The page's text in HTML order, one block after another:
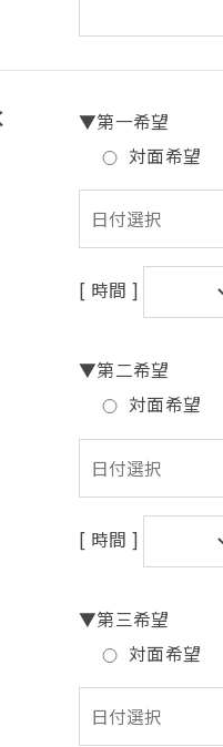
▼第一希望
対面希望
[ 時間 ]
▼第二希望
対面希望
[ 時間 ]
▼第三希望
対面希望